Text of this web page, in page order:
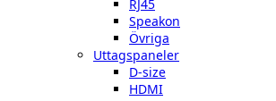
RJ45
Speakon
Övriga
Uttagspaneler
D-size
HDMI